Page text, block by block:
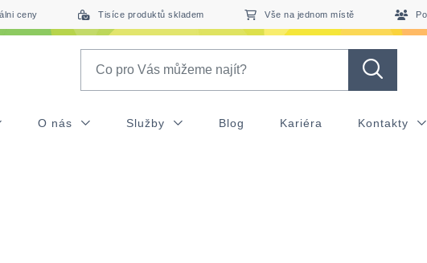
ceny Tisíce produktů skladem Vše na jednom místě
O nás Služby Blog Kariéra Kontakty